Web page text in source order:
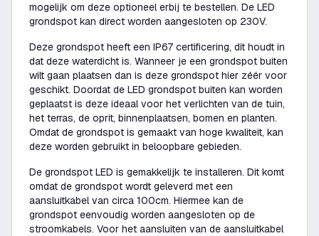
mogelijk om deze optioneel erbij te bestellen. De LED
grondspot kan direct worden aangesloten op 230V.
Deze grondspot heeft een IP67 certificering, dit houdt in
dat deze waterdicht is. Wanneer je een grondspot buiten
wilt gaan plaatsen dan is deze grondspot hier zéér voor
geschikt. Doordat de LED grondspot buiten kan worden
geplaatst is deze ideaal voor het verlichten van de tuin,
het terras, de oprit, binnenplaatsen, bomen en planten.
Omdat de grondspot is gemaakt van hoge kwaliteit, kan
deze worden gebruikt in beloopbare gebieden.
De grondspot LED is gemakkelijk te installeren. Dit komt
omdat de grondspot wordt geleverd met een
aansluitkabel van circa 100cm. Hiermee kan de
grondspot eenvoudig worden aangesloten op de
stroomkabels. Voor het aansluiten van de aansluitkabel